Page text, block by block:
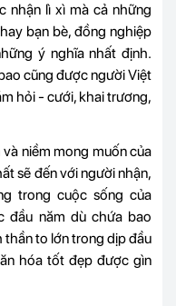
nhận lì xì mà cả những
bạn bè, đồng nghiệp
ý nghĩa nhất định.
cũng được người Việt
hỏi - cưới, khai trương,
niềm mong muốn của
sẽ đến với người nhận,
trong cuộc sống của
đầu năm dù chứa bao
thần to lớn trong dịp đầu
hóa tốt đẹp được gìn